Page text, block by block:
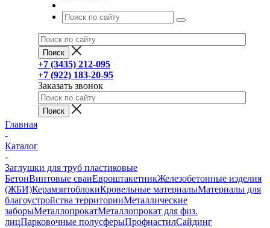
+7 (3435) 212-095
+7 (922) 183-20-95
Заказать звонок
Главная
-
Каталог
-
Заглушки для труб пластиковые
БетонВинтовые сваиЕвроштакетникЖелезобетонные изделия
(ЖБИ)КерамзитоблокиКровельные материалыМатериалы для
благоустройства территорииМеталлические
заборыМеталлопрокатМеталлопрокат для физ.
лицПарковочные полусферыПрофнастилСайдинг